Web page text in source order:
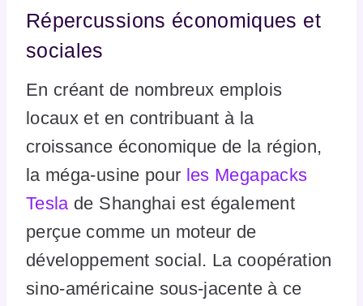
Répercussions économiques et
sociales
En créant de nombreux emplois
locaux et en contribuant à la
croissance économique de la région,
la méga-usine pour les Megapacks
Teslade Shanghai est également
perçue comme un moteur de
développement social. La coopération
sino-américaine sous-jacente à ce